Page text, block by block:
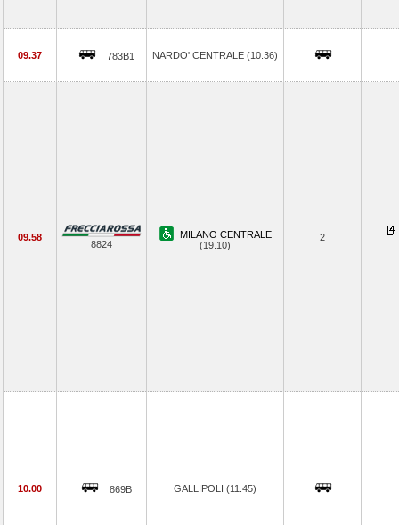
09.37 783B1 NARDO' CENTRALE (10.36)
09.58
8824
MILANO CENTRALE
(19.10)
2
10.00 869B GALLIPOLI (11.45)